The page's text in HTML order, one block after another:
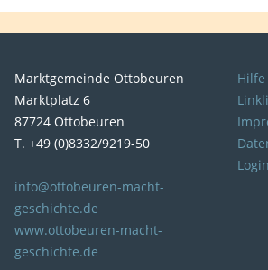
Marktgemeinde Ottobeuren
Marktplatz 6
87724 Ottobeuren
T. +49 (0)8332/9219-50
info@ottobeuren-macht-
geschichte.de
www.ottobeuren-macht-
geschichte.de
Login